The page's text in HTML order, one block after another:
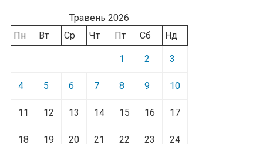
Травень 2026
Пн
Вт Ср Чт Пт Сб Нд
1 2 3
4 5 6 7 8 9 10
11 12 13 14 15 16 17
18 19 20 21 22 23 24